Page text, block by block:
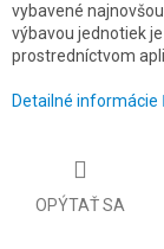
vybavené
výbavou jednotiek
prostredníctvom
Detailné informácie
OPÝTAŤ SA